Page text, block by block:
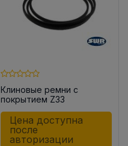
Клиновые ремни с
покрытием Z33
Цена доступна
после
авторизации